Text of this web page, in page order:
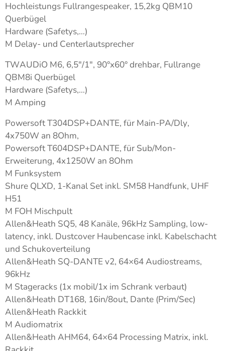
Hochleistungs Fullrangespeaker, 15,2kg QBM10
Querbügel
Hardware (Safetys,…)
M Delay- und Centerlautsprecher
TWAUDiO M6, 6,5″/1″, 90°x60° drehbar, Fullrange
QBM8i Querbügel
Hardware (Safetys,…)
M Amping
Powersoft T304DSP+DANTE, für Main-PA/Dly,
4x750W an 8Ohm,
Powersoft T604DSP+DANTE, für Sub/Mon-
Erweiterung, 4x1250W an 8Ohm
M Funksystem
Shure QLXD, 1-Kanal Set inkl. SM58 Handfunk, UHF
H51
M FOH Mischpult
Allen&Heath SQ5, 48 Kanäle, 96kHz Sampling, low-
latency, inkl. Dustcover Haubencase inkl. Kabelschacht
und Schukoverteilung
Allen&Heath SQ-DANTE v2, 64×64 Audiostreams,
96kHz
M Stageracks (1x mobil/1x im Schrank verbaut)
Allen&Heath DT168, 16in/8out, Dante (Prim/Sec)
Allen&Heath Rackkit
M Audiomatrix
Allen&Heath AHM64, 64×64 Processing Matrix, inkl.